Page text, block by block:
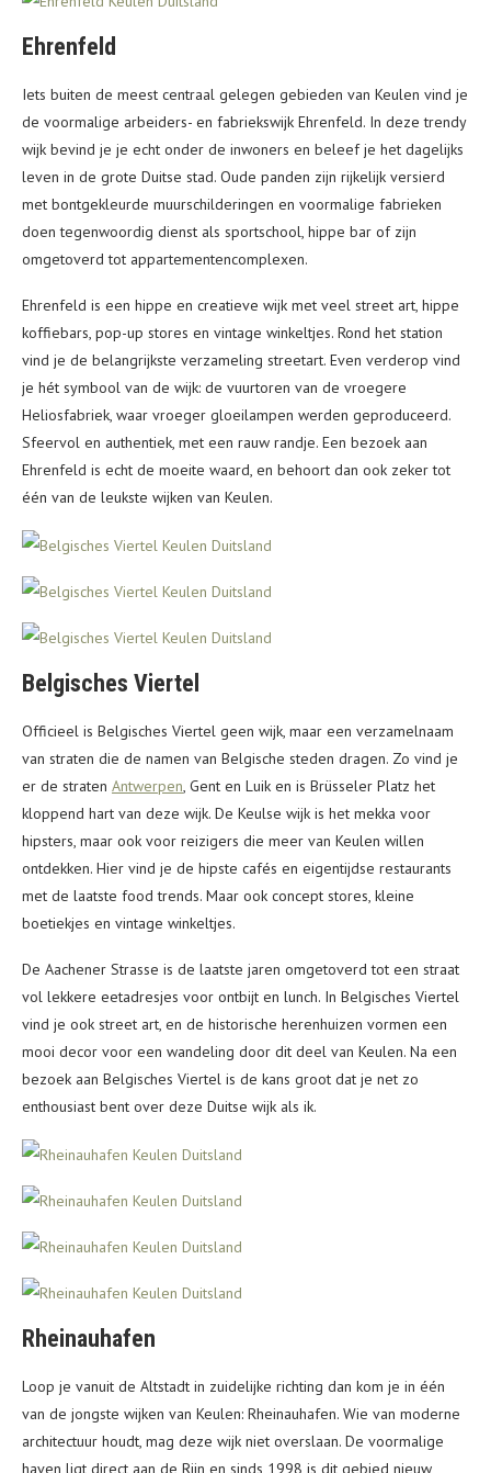
Ehrenfeld
Iets buiten de meest centraal gelegen gebieden van Keulen vind je
de voormalige arbeiders- en fabriekswijk Ehrenfeld. In deze trendy
wijk bevind je je echt onder de inwoners en beleef je het dagelijks
leven in de grote Duitse stad. Oude panden zijn rijkelijk versierd
met bontgekleurde muurschilderingen en voormalige fabrieken
doen tegenwoordig dienst als sportschool, hippe bar of zijn
omgetoverd tot appartementencomplexen.
Ehrenfeld is een hippe en creatieve wijk met veel street art, hippe
koffiebars, pop-up stores en vintage winkeltjes. Rond het station
vind je de belangrijkste verzameling streetart. Even verderop vind
je hét symbool van de wijk: de vuurtoren van de vroegere
Heliosfabriek, waar vroeger gloeilampen werden geproduceerd.
Sfeervol en authentiek, met een rauw randje. Een bezoek aan
Ehrenfeld is echt de moeite waard, en behoort dan ook zeker tot
één van de leukste wijken van Keulen.
Belgisches Viertel
Officieel is Belgisches Viertel geen wijk, maar een verzamelnaam
van straten die de namen van Belgische steden dragen. Zo vind je
er de straten Antwerpen, Gent en Luik en is Brüsseler Platz het
kloppend hart van deze wijk. De Keulse wijk is het mekka voor
hipsters, maar ook voor reizigers die meer van Keulen willen
ontdekken. Hier vind je de hipste cafés en eigentijdse restaurants
met de laatste food trends. Maar ook concept stores, kleine
boetiekjes en vintage winkeltjes.
De Aachener Strasse is de laatste jaren omgetoverd tot een straat
vol lekkere eetadresjes voor ontbijt en lunch. In Belgisches Viertel
vind je ook street art, en de historische herenhuizen vormen een
mooi decor voor een wandeling door dit deel van Keulen. Na een
bezoek aan Belgisches Viertel is de kans groot dat je net zo
enthousiast bent over deze Duitse wijk als ik.
Rheinauhafen
Loop je vanuit de Altstadt in zuidelijke richting dan kom je in één
van de jongste wijken van Keulen: Rheinauhafen. Wie van moderne
architectuur houdt, mag deze wijk niet overslaan. De voormalige
haven ligt direct aan de Rijn en sinds 1998 is dit gebied nieuw